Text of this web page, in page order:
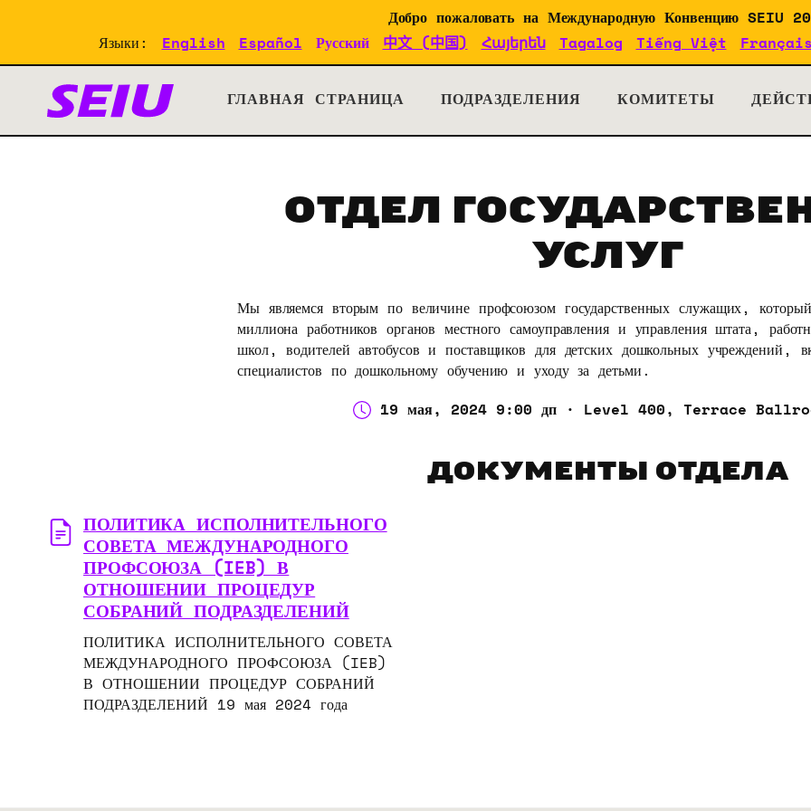
Добро пожаловать на Международную Конвенцию SEIU
Языки:
English Español Русский 中文 (中国) Հայերեն Tagalog Tiếng Việt Français
Конвенция SEIU 2024: документы
ГЛАВНАЯ СТРАНИЦА ПОДРАЗДЕЛЕНИЯ КОМИТЕТЫ
ОТДЕЛ
УСЛУГ
Мы являемся вторым по величине профсоюзом государственных служащих,
миллиона работников органов местного самоуправления и управления штата,
школ, водителей автобусов и поставщиков для детских дошкольных учреждений,
специалистов по дошкольному обучению и уходу за детьми.
19 мая, 2024 9:00 дп · Level 400, Terrace
ДОКУМЕНТЫ ОТДЕЛА
ПОЛИТИКА ИСПОЛНИТЕЛЬНОГО
СОВЕТА МЕЖДУНАРОДНОГО
ПРОФСОЮЗА (IEB) В
ОТНОШЕНИИ ПРОЦЕДУР
СОБРАНИЙ ПОДРАЗДЕЛЕНИЙ
ПОЛИТИКА ИСПОЛНИТЕЛЬНОГО СОВЕТА
МЕЖДУНАРОДНОГО ПРОФСОЮЗА (IEB)
В ОТНОШЕНИИ ПРОЦЕДУР СОБРАНИЙ
ПОДРАЗДЕЛЕНИЙ 19 мая 2024 года